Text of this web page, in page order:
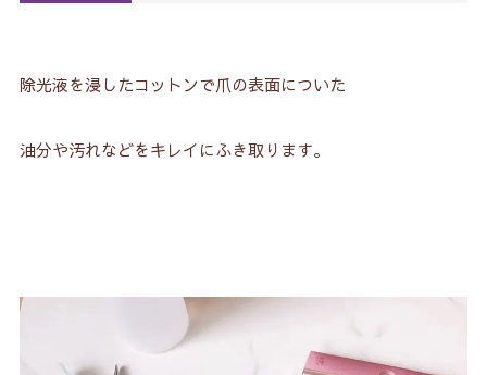
除光液を浸したコットンで爪の表面についた
油分や汚れなどをキレイにふき取ります。